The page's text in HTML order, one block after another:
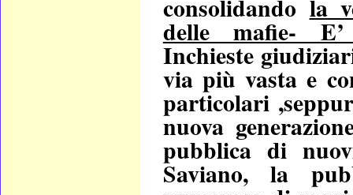
consolidando la
delle mafie-
Inchieste
via più vasta e
particolari
nuova
pubblica di
Saviano, la